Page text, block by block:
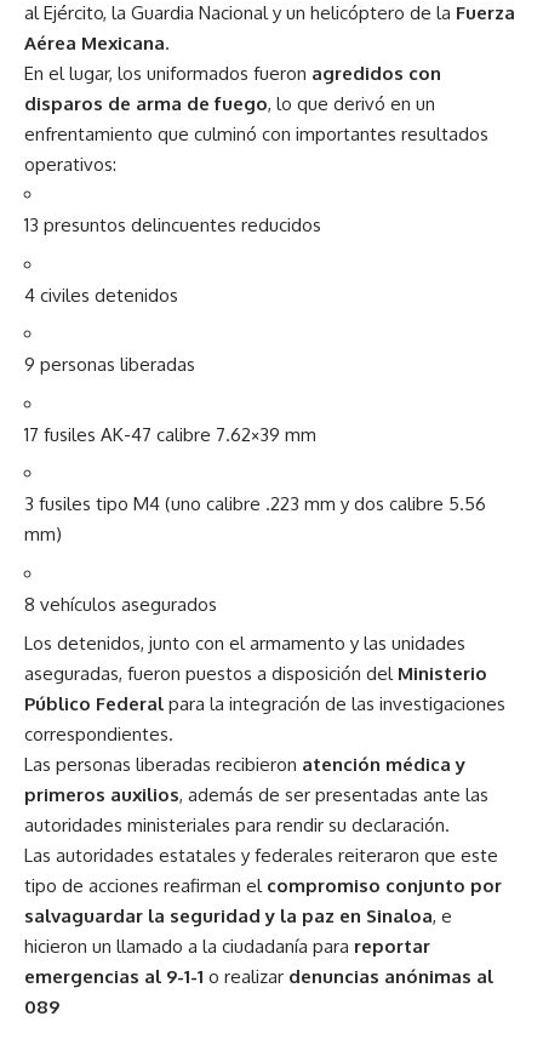
al Ejército, la Guardia Nacional y un helicóptero de la Fuerza
Aérea Mexicana.
En el lugar, los uniformados fueron agredidos con
disparos de arma de fuego, lo que derivó en un
enfrentamiento que culminó con importantes resultados
operativos:
13 presuntos delincuentes reducidos
4 civiles detenidos
9 personas liberadas
17 fusiles AK-47 calibre 7.62×39 mm
3 fusiles tipo M4 (uno calibre .223 mm y dos calibre 5.56
mm)
8 vehículos asegurados
Los detenidos, junto con el armamento y las unidades
aseguradas, fueron puestos a disposición del Ministerio
Público Federal para la integración de las investigaciones
correspondientes.
Las personas liberadas recibieron atención médica y
primeros auxilios, además de ser presentadas ante las
autoridades ministeriales para rendir su declaración.
Las autoridades estatales y federales reiteraron que este
tipo de acciones reafirman el compromiso conjunto por
salvaguardar la seguridad y la paz en Sinaloa, e
hicieron un llamado a la ciudadanía para reportar
emergencias al 9-1-1 o realizar denuncias anónimas al
089